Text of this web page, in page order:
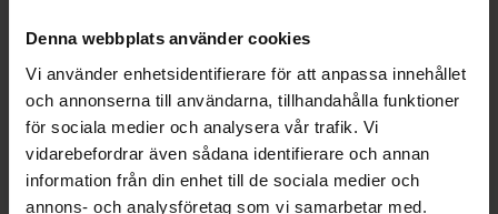
Denna webbplats använder cookies
Vi använder enhetsidentifierare för att anpassa innehållet
och annonserna till användarna, tillhandahålla funktioner
för sociala medier och analysera vår trafik. Vi
vidarebefordrar även sådana identifierare och annan
information från din enhet till de sociala medier och
annons- och analysföretag som vi samarbetar med.
Mild ansiktsrengöring
Pris online
199 kr
KöpQ for Skin Cleansing Milk, 199 kr.
Oparfymerat balsam
Pris online
189 kr
Köp Q for Skin